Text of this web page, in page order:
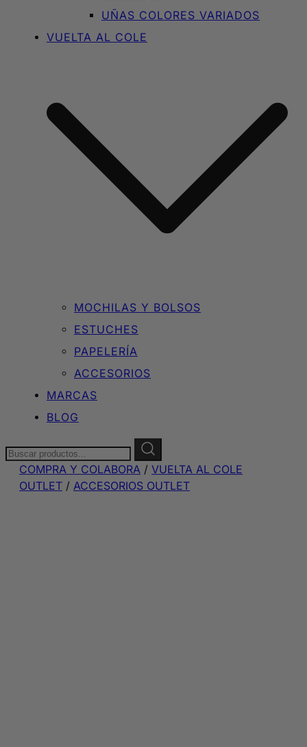
UÑAS COLORES VARIADOS
VUELTA AL COLE
MOCHILAS Y BOLSOS
ESTUCHES
PAPELERÍA
ACCESORIOS
MARCAS
BLOG
Buscar:
COMPRA Y COLABORA / VUELTA AL COLE
OUTLET / ACCESORIOS OUTLET